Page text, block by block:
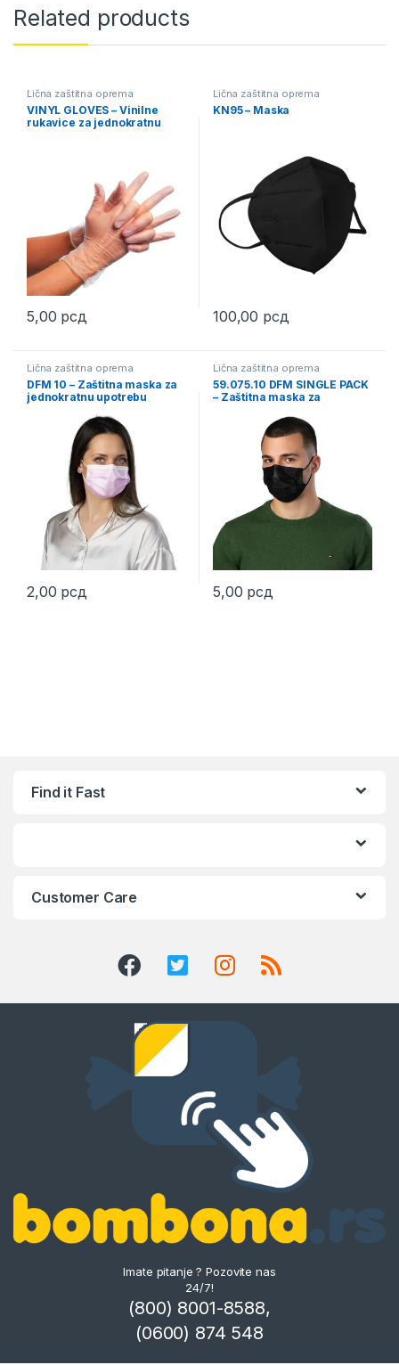
Related products
Lična zaštitna oprema
VINYL GLOVES – Vinilne
rukavice za jednokratnu
5,00 рсд
This product has multiple variants. The options may be chosen
Lična zaštitna oprema
KN95 – Maska
100,00 рсд
This product has multiple
Lična zaštitna oprema
DFM 10 – Zaštitna maska za
jednokratnu upotrebu
2,00 рсд
This product has multiple variants. The options may be chosen
Lična zaštitna oprema
59.075.10 DFM SINGLE PACK
– Zaštitna maska za
pojedinačnom pakovanju
5,00 рсд
Find it Fast
Customer Care
Imate pitanje ? Pozovite nas
24/7!
(800) 8001-8588,
(0600) 874 548